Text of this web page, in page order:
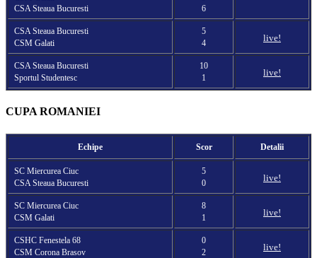
CSA Steaua Bucuresti
6
CSA Steaua Bucuresti
CSM Galati
5
4
live!
CSA Steaua Bucuresti
Sportul Studentesc
10
1
live!
CUPA ROMANIEI
Echipe Scor Detalii
SC Miercurea Ciuc
CSA Steaua Bucuresti
5
0
live!
SC Miercurea Ciuc
CSM Galati
8
1
live!
CSHC Fenestela 68
CSM Corona Brasov
0
2
live!